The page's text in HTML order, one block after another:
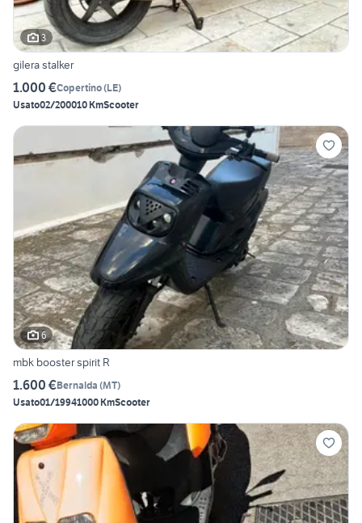
3
gilera stalker
1.000 €Copertino(LE)
Usato02/200010 KmScooter
6
mbk booster spirit R
1.600 €Bernalda (MT)
Usato01/19941000 KmScooter